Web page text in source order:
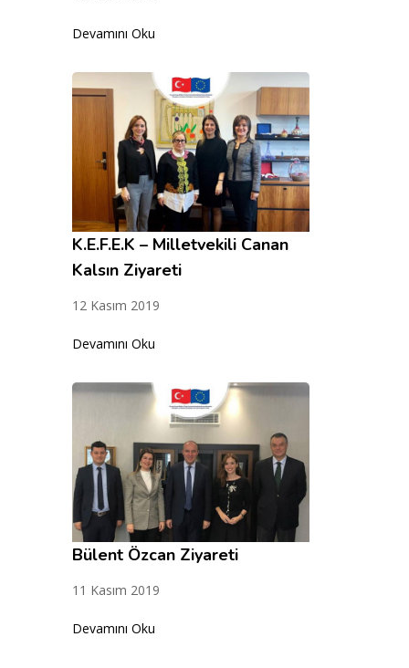
Devamını Oku
K.E.F.E.K – Milletvekili Canan
Kalsın Ziyareti
12 Kasım 2019
Devamını Oku
Bülent Özcan Ziyareti
11 Kasım 2019
Devamını Oku